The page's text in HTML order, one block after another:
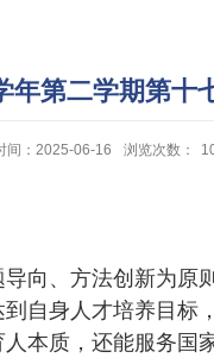
年第二学期第十
间：2025-06-16 浏览次数：
向、方法创新为原
自身人才培养目标
本质，还能服务国